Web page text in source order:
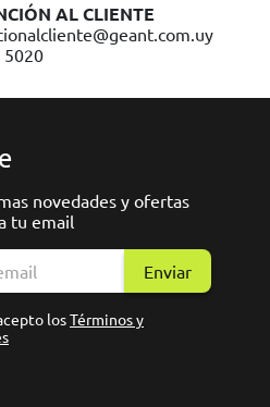
AL CLIENTE
5020
novedades y ofertas
tu email
Enviar
losTérminos y